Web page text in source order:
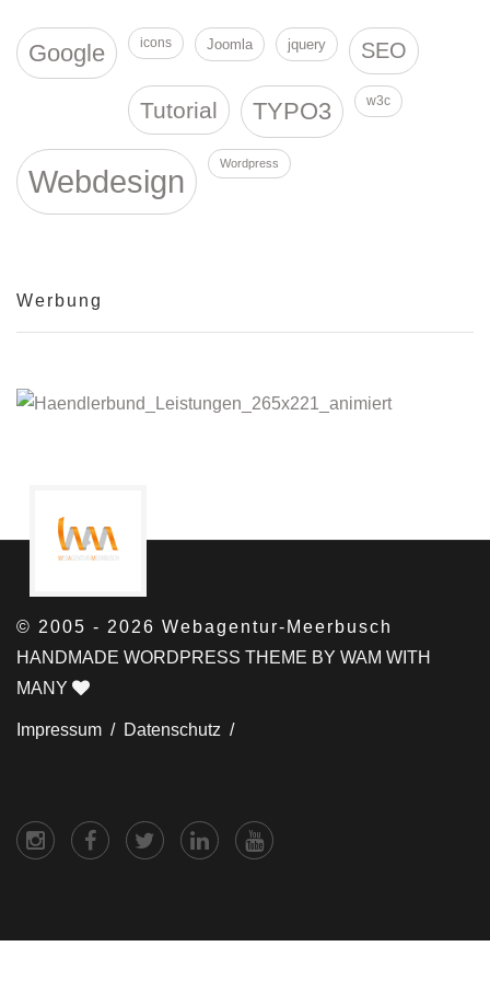
Google icons Joomla jquery SEO
Tutorial TYPO3 w3c
Webdesign Wordpress
Werbung
© 2005 - 2026 Webagentur-Meerbusch
HANDMADE WORDPRESS THEME BY WAM WITH
MANY
Impressum / Datenschutz /